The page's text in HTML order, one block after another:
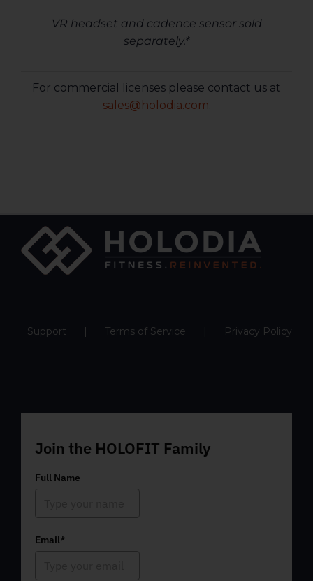
VR headset and cadence sensor sold
separately.*
For commercial licenses please contact us at
sales@holodia.com.
Support Terms of Service Privacy Policy
Join the HOLOFIT Family
Full Name
Email*